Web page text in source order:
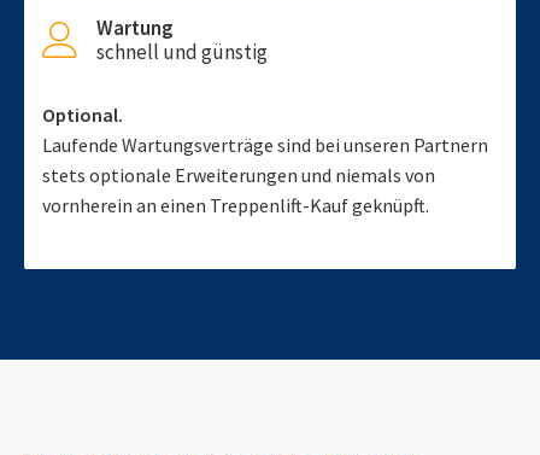
Wartung
schnell und günstig
Optional.
Laufende Wartungsverträge sind bei unseren Partnern
stets optionale Erweiterungen und niemals von
vornherein an einen Treppenlift-Kauf geknüpft.